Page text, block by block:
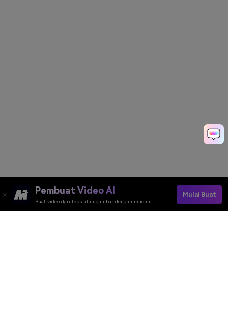
Pembuat Video AI
Buat video dari teks atau gambar dengan mudah
Mulai Buat